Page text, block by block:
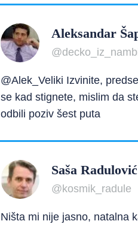
Aleksandar
@Alek_Veliki Izvinite,
se kad stignete, mislim da
odbili poziv šest puta
Saša Radulović
@kosmik_radule
Ništa mi nije jasno, natalna